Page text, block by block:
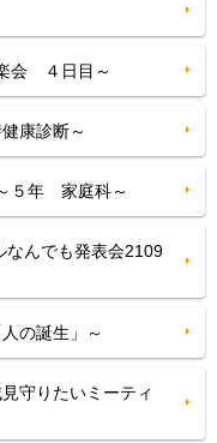
会 ４日目～
康診断～
５年 家庭科～
んでも発表会2109
の誕生」～
守りたいミーティ